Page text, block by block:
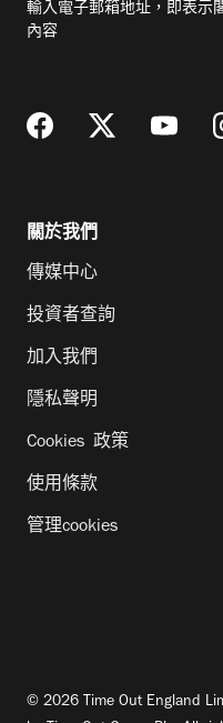
郵
輸入電子郵箱地址，即表示
內容
關於我們
傳媒中心
投資者查詢
加入我們
隱私聲明
Cookies 政策
使用條款
管理cookies
© 2026 Time Out England